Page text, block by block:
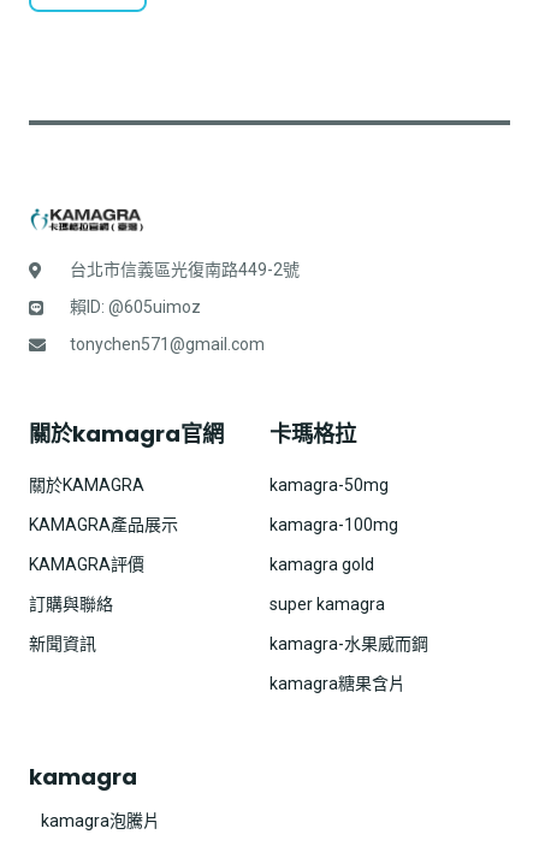
台北市信義區光復南路449-2號
賴ID: @605uimoz
tonychen571@gmail.com
關於kamagra官網
關於KAMAGRA
KAMAGRA產品展示
KAMAGRA評價
訂購與聯絡
新聞資訊
卡瑪格拉
kamagra-50mg
kamagra-100mg
kamagra gold
super kamagra
kamagra-水果威而鋼
kamagra糖果含片
kamagra
kamagra泡騰片